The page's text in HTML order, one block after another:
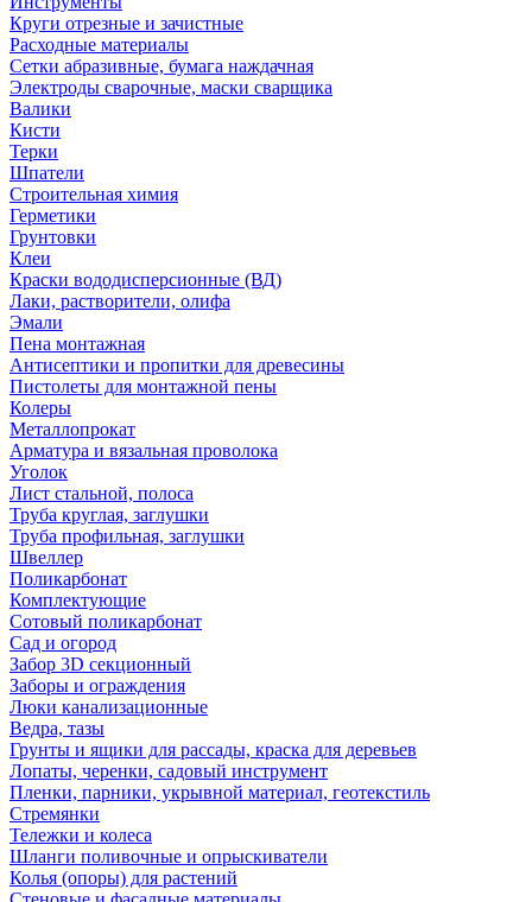
Круги отрезные и зачистные
Расходные материалы
Сетки абразивные, бумага наждачная
Электроды сварочные, маски сварщика
Валики
Кисти
Терки
Шпатели
Строительная химия
Герметики
Грунтовки
Клеи
Краски вододисперсионные (ВД)
Лаки, растворители, олифа
Эмали
Пена монтажная
Антисептики и пропитки для древесины
Пистолеты для монтажной пены
Колеры
Металлопрокат
Арматура и вязальная проволока
Уголок
Лист стальной, полоса
Труба круглая, заглушки
Труба профильная, заглушки
Швеллер
Поликарбонат
Комплектующие
Сотовый поликарбонат
Сад и огород
Забор 3D секционный
Заборы и ограждения
Люки канализационные
Ведра, тазы
Грунты и ящики для рассады, краска для деревьев
Лопаты, черенки, садовый инструмент
Пленки, парники, укрывной материал, геотекстиль
Стремянки
Тележки и колеса
Шланги поливочные и опрыскиватели
Колья (опоры) для растений